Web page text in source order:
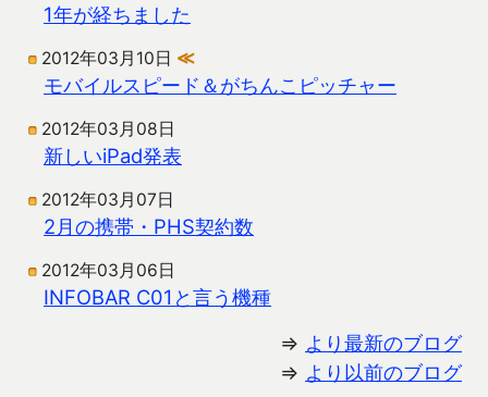
1年が経ちました
2012年03月10日 ≪
モバイルスピード＆がちんこピッチャー
2012年03月08日
新しいiPad発表
2012年03月07日
2月の携帯・PHS契約数
2012年03月06日
INFOBAR C01と言う機種
⇒ より最新のブログ
⇒ より以前のブログ